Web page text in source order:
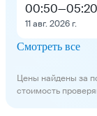
00:50—05:20
11 авг. 2026 г.
Смотреть все
Цены найдены за
стоимость